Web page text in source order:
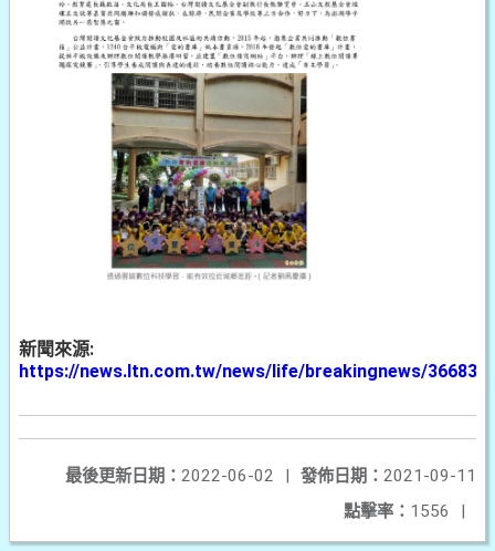
新聞來源:
https://news.ltn.com.tw/news/life/breakingnews/
發佈日期： 2021-09-11
最後更新日期： 2022-06-02
|
點擊率： 1556 |